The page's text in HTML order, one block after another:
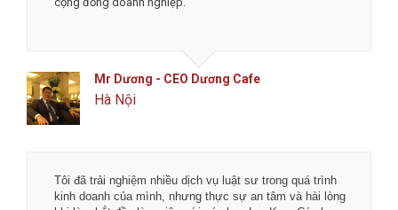
triển thịnh vượng và đột phá hơn nữa.
Mr Tô - Founder & CEO MengCha Utd
Đống Đa, Hà Nội
Tôi đã trải nghiệm nhiều dịch vụ luật sư trong quá trình
kinh doanh của mình, nhưng thực sự an tâm và hài lòng